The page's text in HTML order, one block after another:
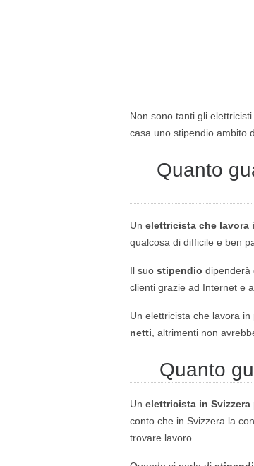
Non sono tanti gli
casa uno stipendio ambito
Quanto
Un elettricista che lavora
qualcosa di difficile e ben
Il suo stipendio dipenderà
clienti grazie ad Internet e
Un elettricista che lavora
netti , altrimenti non
Quanto
Un elettricista in Svizzera
conto che in Svizzera la
trovare lavoro.